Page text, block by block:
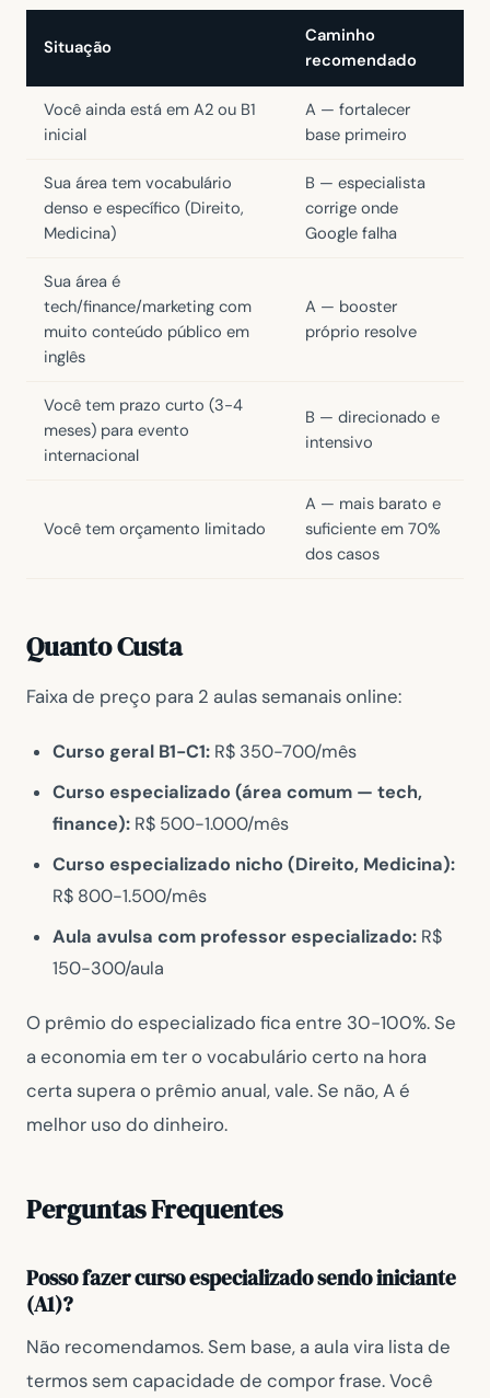
Situação
Caminho
recomendado
Você ainda está em A2 ou B1
inicial
A — fortalecer
base primeiro
Sua área tem vocabulário
denso e específico (Direito,
Medicina)
B — especialista
corrige onde
Google falha
Sua área é
tech/finance/marketing com
muito conteúdo público em
inglês
A — booster
próprio resolve
Você tem prazo curto (3-4
meses) para evento
internacional
B — direcionado e
intensivo
Você tem orçamento limitado
A — mais barato e
suficiente em 70%
dos casos
Quanto Custa
Faixa de preço para 2 aulas semanais online:
Curso geral B1-C1: R$ 350-700/mês
Curso especializado (área comum — tech,
finance): R$ 500-1.000/mês
Curso especializado nicho (Direito, Medicina):
R$ 800-1.500/mês
Aula avulsa com professor especializado: R$
150-300/aula
O prêmio do especializado fica entre 30-100%. Se
a economia em ter o vocabulário certo na hora
certa supera o prêmio anual, vale. Se não, A é
melhor uso do dinheiro.
Perguntas Frequentes
Posso fazer curso especializado sendo iniciante
(A1)?
Não recomendamos. Sem base, a aula vira lista de
termos sem capacidade de compor frase. Você